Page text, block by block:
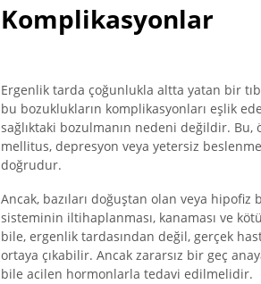
Komplikasyonlar
Ergenlik tarda çoğunlukla altta yatan bir
bu bozuklukların komplikasyonları eşlik
sağlıktaki bozulmanın nedeni değildir. Bu,
mellitus, depresyon veya yetersiz
doğrudur.
Ancak, bazıları doğuştan olan veya
sisteminin iltihaplanması, kanaması ve
bile, ergenlik tardasından değil, gerçek
ortaya çıkabilir. Ancak zararsız bir geç
bile acilen hormonlarla tedavi edilmelidir.